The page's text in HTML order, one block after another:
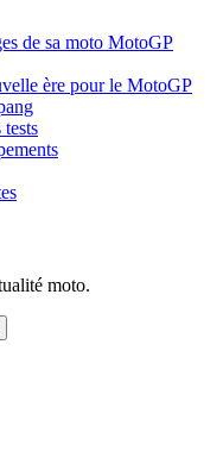
de sa moto MotoGP
ère pour le MotoGP
moto.